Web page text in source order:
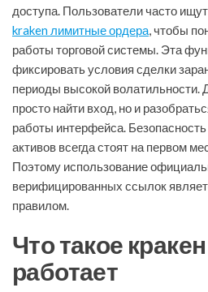
доступа. Пользователи часто
kraken лимитные ордера, чтобы
работы торговой системы. Эта
фиксировать условия сделки
периоды высокой волатильности.
просто найти вход, но и
работы интерфейса.
активов всегда стоят на первом
Поэтому использование
верифицированных ссылок
правилом.
Что такое
работает